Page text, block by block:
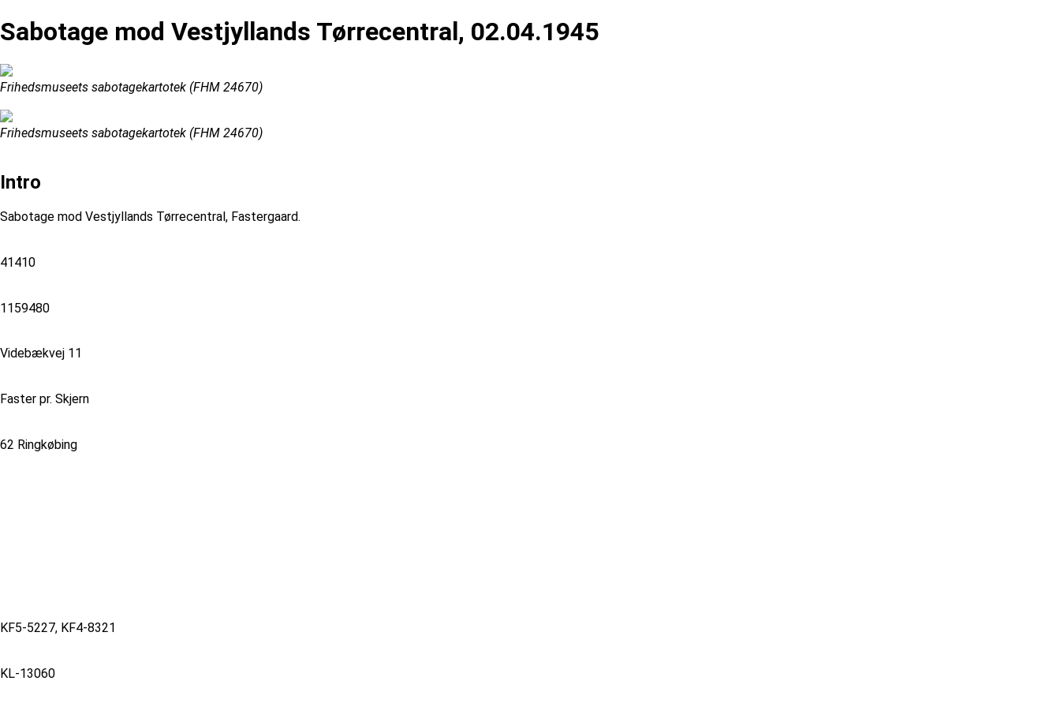
Sabotage mod Vestjyllands Tørrecentral, 02.04.1945
Frihedsmuseets sabotagekartotek (FHM 24670)
Frihedsmuseets sabotagekartotek (FHM 24670)
Intro
Sabotage mod Vestjyllands Tørrecentral, Fastergaard.
41410
1159480
Videbækvej 11
Faster pr. Skjern
62 Ringkøbing
KF5-5227, KF4-8321
KL-13060